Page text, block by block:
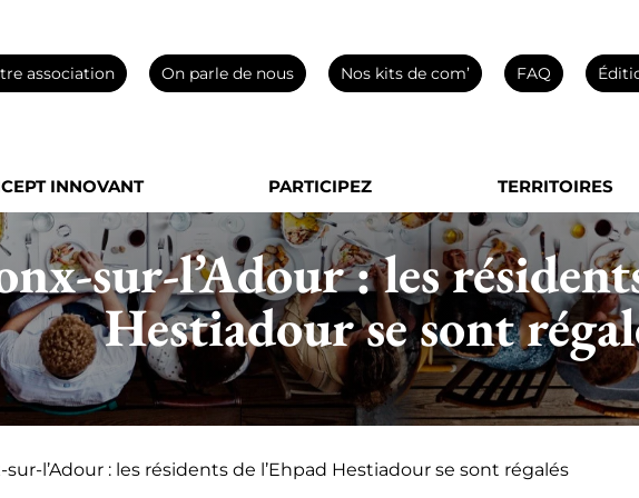
association On parle de nous Nos kits de com’ FAQ
INNOVANT PARTICIPEZ TERRITOIRES
sur-l’Adour : les
Hestiadour se sont
l’Adour : les résidents de l’Ehpad Hestiadour se sont régalés